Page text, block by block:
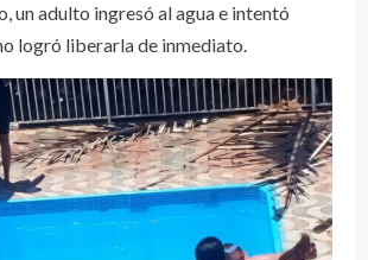
un adulto ingresó al agua e intentó
logró liberarla de inmediato.